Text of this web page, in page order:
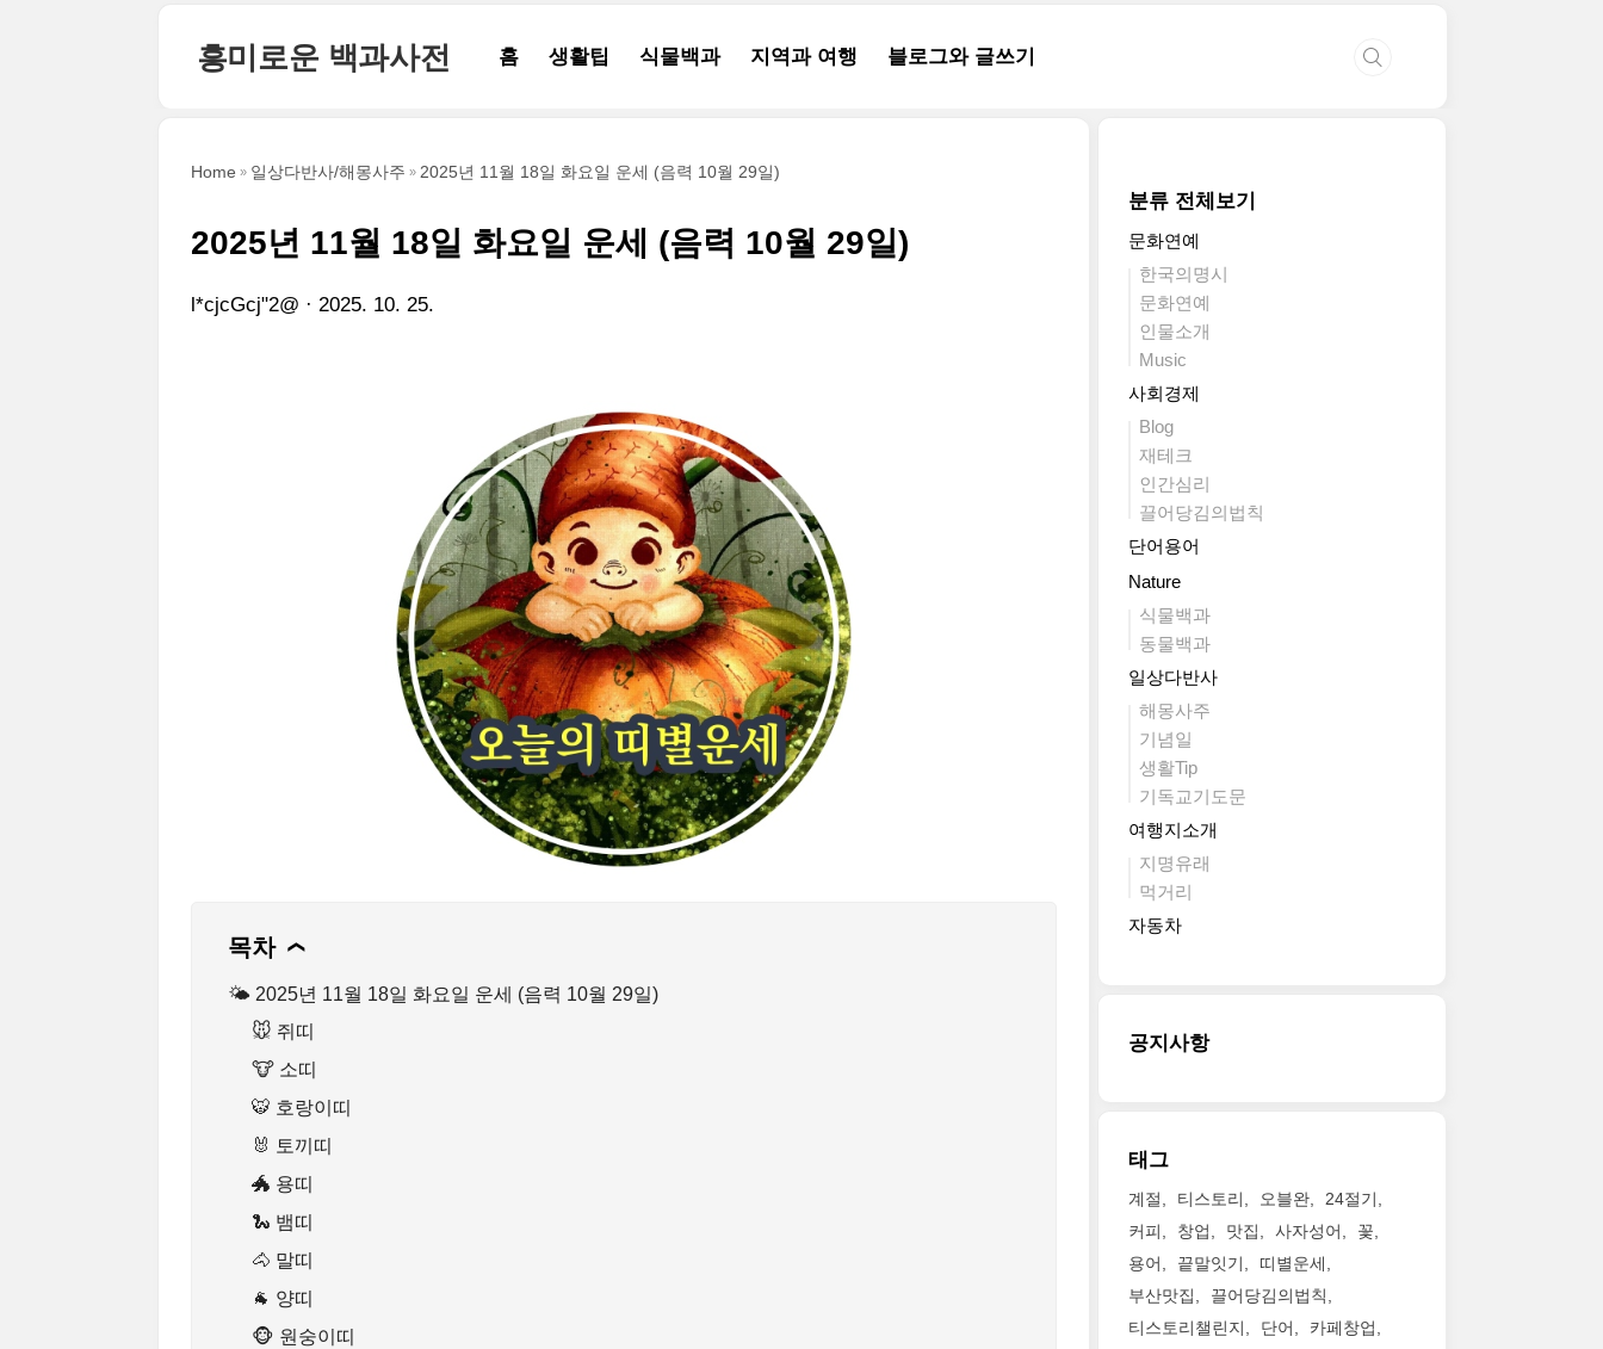
흥미로운 백과사전 홈 생활팁 식물백과 지역과 여행 블로그와 글쓰기
Home 일상다반사/해몽사주 2025년 11월 18일 화요일 운세 (음력 10월 29일)
2025년 11월 18일 화요일 운세 (음력 10월 29일)
l*cjcGcj"2@ 2025. 10. 25.
목차 ❯
🌤 2025년 11월 18일 화요일 운세 (음력 10월 29일)
🐭 쥐띠
🐮 소띠
🐯 호랑이띠
🐰 토끼띠
🐲 용띠
🐍 뱀띠
🐴 말띠
🐐 양띠
🐵 원숭이띠
분류 전체보기
문화연예
한국의명시
문화연예
인물소개
Music
사회경제
Blog
재테크
인간심리
끌어당김의법칙
단어용어
Nature
식물백과
동물백과
일상다반사
해몽사주
기념일
생활Tip
기독교기도문
여행지소개
지명유래
먹거리
자동차
공지사항
태그
계절 티스토리 오블완
24절기
커피
창업 맛집 사자성어
꽃
용어
끝말잇기
띠별운세
부산맛집
끌어당김의법칙
티스토리챌린지
단어
카페창업